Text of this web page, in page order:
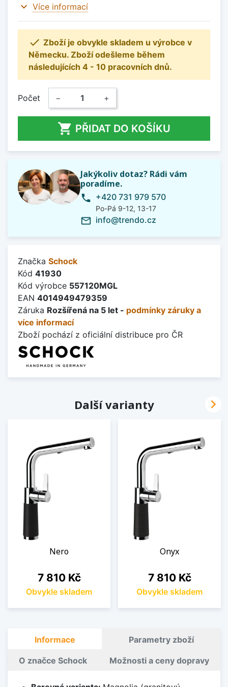
expand_more Více informací
 Zboží je obvykle skladem u výrobce v
Německu. Zboží odešleme během
následujících 4 - 10 pracovních dnů.
Počet − +
 PŘIDAT DO KOŠÍKU
Jakýkoliv dotaz? Rádi vám
poradíme.
phone +420 731 979 570
Po-Pá 9-12, 13-17
mail_outline info@trendo.cz
Značka Schock
Kód 41930
Kód výrobce 557120MGL
EAN 4014949479359
Záruka Rozšířená na 5 let - podmínky záruky a
více informací
Zboží pochází z oficiální distribuce pro ČR
Další varianty
Nero
Cena
7 810 Kč
Obvykle skladem
Onyx
Cena
7 810 Kč
Obvykle skladem

Informace Parametry zboží
O značce Schock Možnosti a ceny dopravy